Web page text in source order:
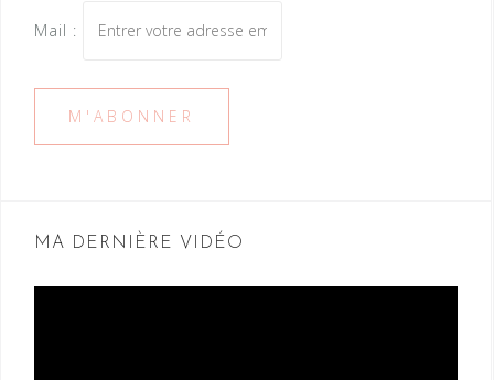
Mail :
MA DERNIÈRE VIDÉO